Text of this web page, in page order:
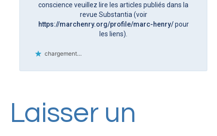
conscience veuillez lire les articles publiés dans la
revue Substantia (voir
https://marchenry.org/profile/marc-henry/pour
les liens).
chargement…
Laisser un